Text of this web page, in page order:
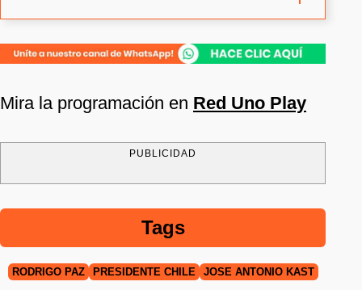
Mira la programación en Red Uno Play
PUBLICIDAD
Tags
RODRIGO PAZ PRESIDENTE CHILE JOSÉ ANTONIO KAST